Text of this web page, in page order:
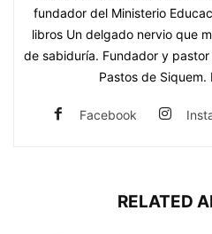
fundador del Ministerio
libros Un delgado nervio que
de sabiduría. Fundador y
Pastos de Siquem.
Facebook
RELATED